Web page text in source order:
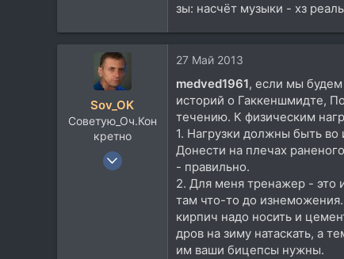
vk.com
зы: насчёт музыки - хз
Sov_OK
Советую_Оч.Кон
кретно
4 Янв 2007
27 Май 2013
medved1961, если мы будем
историй о Гаккеншмидте,
течению. К физическим
1. Нагрузки должны быть
Донести на плечах
- правильно.
2. Для меня тренажер - это
там что-то до
кирпич надо носить и
дров на зиму натаскать, а
им ваши бицепсы нужны.